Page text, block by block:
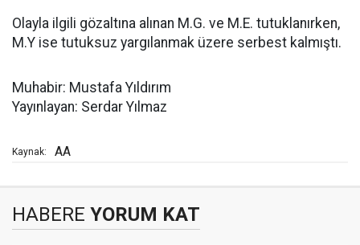
Olayla ilgili gözaltına alınan M.G. ve M.E. tutuklanırken,
M.Y ise tutuksuz yargılanmak üzere serbest kalmıştı.
Muhabir: Mustafa Yıldırım
Yayınlayan: Serdar Yılmaz
Kaynak: AA
HABERE YORUM KAT